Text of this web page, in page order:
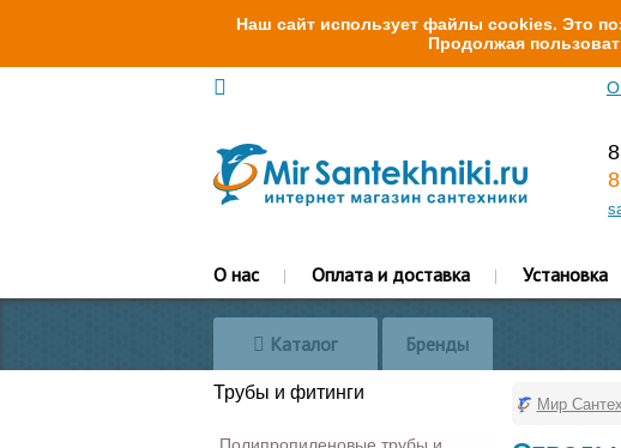
Наш сайт использует файлы cookies. Это
Продолжая
О нас Оплата и доставка Установка
Каталог Бренды
Трубы и фитинги
Мир